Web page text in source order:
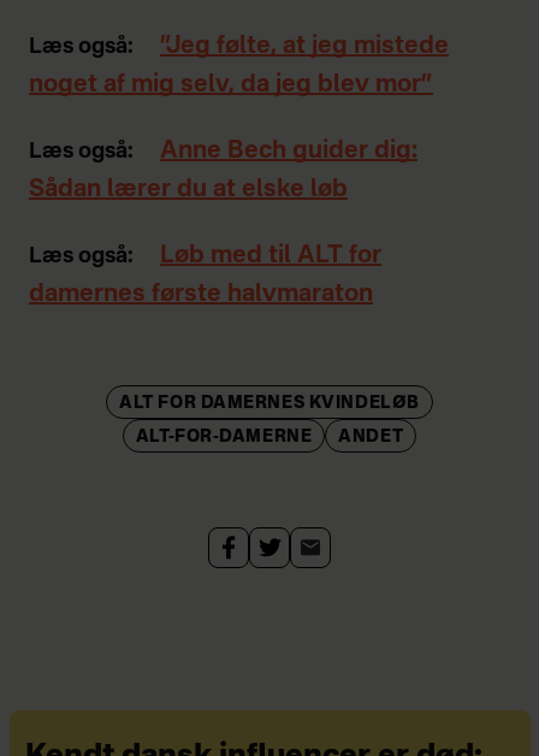
Læs også:
”Jeg følte, at jeg mistede
noget af mig selv, da jeg blev mor”
Læs også:
Anne Bech guider dig:
Sådan lærer du at elske løb
Læs også:
Løb med til ALT for
damernes første halvmaraton
ALT FOR DAMERNES KVINDELØB
ALT-FOR-DAMERNE
ANDET